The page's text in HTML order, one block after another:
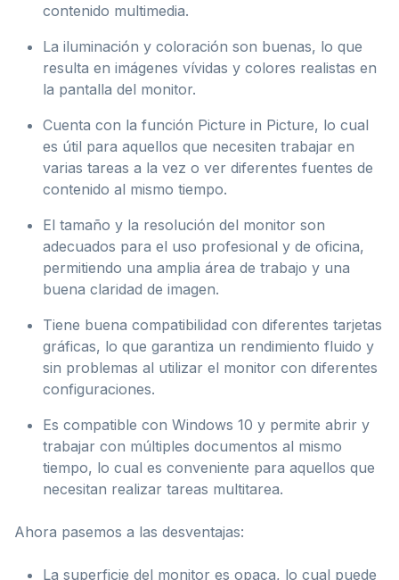
contenido multimedia.
La iluminación y coloración son buenas, lo que
resulta en imágenes vívidas y colores realistas en
la pantalla del monitor.
Cuenta con la función Picture in Picture, lo cual
es útil para aquellos que necesiten trabajar en
varias tareas a la vez o ver diferentes fuentes de
contenido al mismo tiempo.
El tamaño y la resolución del monitor son
adecuados para el uso profesional y de oficina,
permitiendo una amplia área de trabajo y una
buena claridad de imagen.
Tiene buena compatibilidad con diferentes tarjetas
gráficas, lo que garantiza un rendimiento fluido y
sin problemas al utilizar el monitor con diferentes
configuraciones.
Es compatible con Windows 10 y permite abrir y
trabajar con múltiples documentos al mismo
tiempo, lo cual es conveniente para aquellos que
necesitan realizar tareas multitarea.
Ahora pasemos a las desventajas:
La superficie del monitor es opaca, lo cual puede